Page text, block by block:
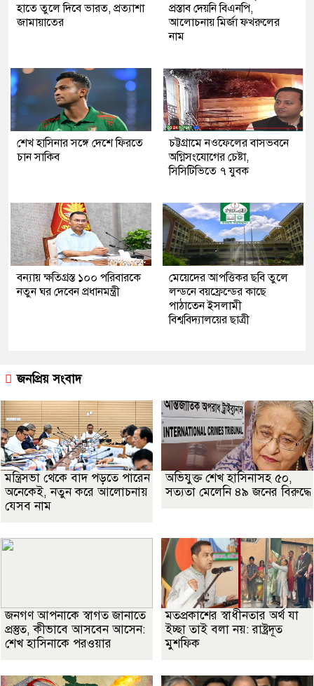
হাতে তুলে দিবে ভারত, প্রত্যাশা
জামায়াতের
প্রস্তাব দেয়নি বিএনপি,
আলোচনায় মির্জা ফখরুলের
নাম
শেখ হাসিনার সঙ্গে দেশে ফিরতে
চান সাকিব
চট্টগ্রামে নওফেলের বাসভবনে
অগ্নিসংযোগের চেষ্টা,
সিসিটিভিতে ৭ যুবক
বন্যায় ক্ষতিগ্রস্ত ১০০ পরিবারকে
নতুন ঘর দেবেন প্রধানমন্ত্রী
মেয়েদের আপত্তিকর ছবি তুলে
লন্ডনে বয়ফ্রেন্ডের কাছে
পাঠাতেন ইসলামী
বিশ্ববিদ্যালয়ের ছাত্রী
জনপ্রিয় সংবাদ
মন্ত্রিসভা থেকে বাদ পড়তে পারেন
অনেকেই, নতুন করে আলোচনায়
যেসব নাম
অভিযুক্ত শেখ হাসিনাসহ ৫০,
সত্যতা মেলেনি ৪৯ জনের বিরুদ্ধে
জনগণ আপনাকে স্বাগত জানাতে
প্রস্তুত, কীভাবে আসবেন আসেন:
শেখ হাসিনাকে পরওয়ার
মতপ্রকাশের স্বাধীনতার অর্থ যা
ইচ্ছা তাই বলা নয়: রাষ্ট্রদূত
মুশফিক